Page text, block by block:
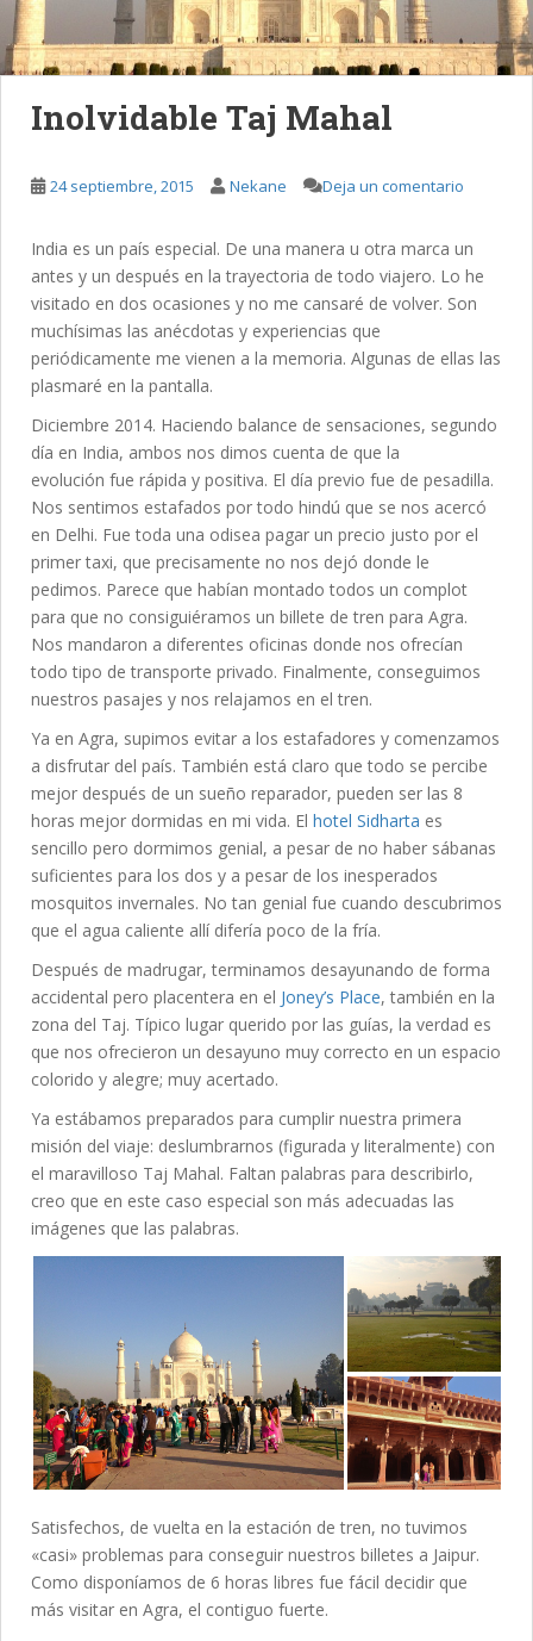
Inolvidable Taj Mahal
24 septiembre, 2015 Nekane Deja un comentario
India es un país especial. De una manera u otra marca un
antes y un después en la trayectoria de todo viajero. Lo he
visitado en dos ocasiones y no me cansaré de volver. Son
muchísimas las anécdotas y experiencias que
periódicamente me vienen a la memoria. Algunas de ellas las
plasmaré en la pantalla.
Diciembre 2014. Haciendo balance de sensaciones, segundo
día en India, ambos nos dimos cuenta de que la
evolución fue rápida y positiva. El día previo fue de pesadilla.
Nos sentimos estafados por todo hindú que se nos acercó
en Delhi. Fue toda una odisea pagar un precio justo por el
primer taxi, que precisamente no nos dejó donde le
pedimos. Parece que habían montado todos un complot
para que no consiguiéramos un billete de tren para Agra.
Nos mandaron a diferentes oficinas donde nos ofrecían
todo tipo de transporte privado. Finalmente, conseguimos
nuestros pasajes y nos relajamos en el tren.
Ya en Agra, supimos evitar a los estafadores y comenzamos
a disfrutar del país. También está claro que todo se percibe
mejor después de un sueño reparador, pueden ser las 8
horas mejor dormidas en mi vida. El hotel Sidharta es
sencillo pero dormimos genial, a pesar de no haber sábanas
suficientes para los dos y a pesar de los inesperados
mosquitos invernales. No tan genial fue cuando descubrimos
que el agua caliente allí difería poco de la fría.
Después de madrugar, terminamos desayunando de forma
accidental pero placentera en el Joney’s Place, también en la
zona del Taj. Típico lugar querido por las guías, la verdad es
que nos ofrecieron un desayuno muy correcto en un espacio
colorido y alegre; muy acertado.
Ya estábamos preparados para cumplir nuestra primera
misión del viaje: deslumbrarnos (figurada y literalmente) con
el maravilloso Taj Mahal. Faltan palabras para describirlo,
creo que en este caso especial son más adecuadas las
imágenes que las palabras.
Satisfechos, de vuelta en la estación de tren, no tuvimos
«casi» problemas para conseguir nuestros billetes a Jaipur.
Como disponíamos de 6 horas libres fue fácil decidir que
más visitar en Agra, el contiguo fuerte.